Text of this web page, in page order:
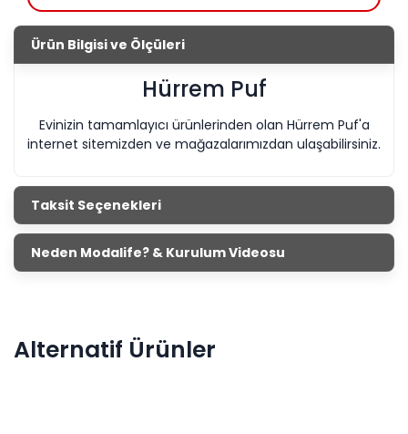
Ürün Bilgisi ve Ölçüleri
Hürrem Puf
Evinizin tamamlayıcı ürünlerinden olan Hürrem Puf'a
internet sitemizden ve mağazalarımızdan ulaşabilirsiniz.
Taksit Seçenekleri
Neden Modalife? & Kurulum Videosu
Alternatif Ürünler